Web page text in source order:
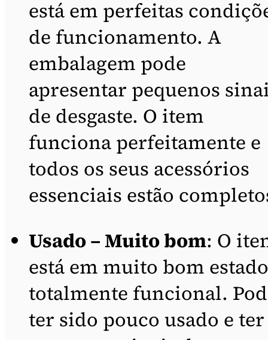
está em perfeitas
de funcionamento. A
embalagem pode
apresentar pequenos
de desgaste. O item
funciona perfeitamente e
todos os seus acessórios
essenciais estão
Usado – Muito bom: O
está em muito bom
totalmente funcional.
ter sido pouco usado e ter